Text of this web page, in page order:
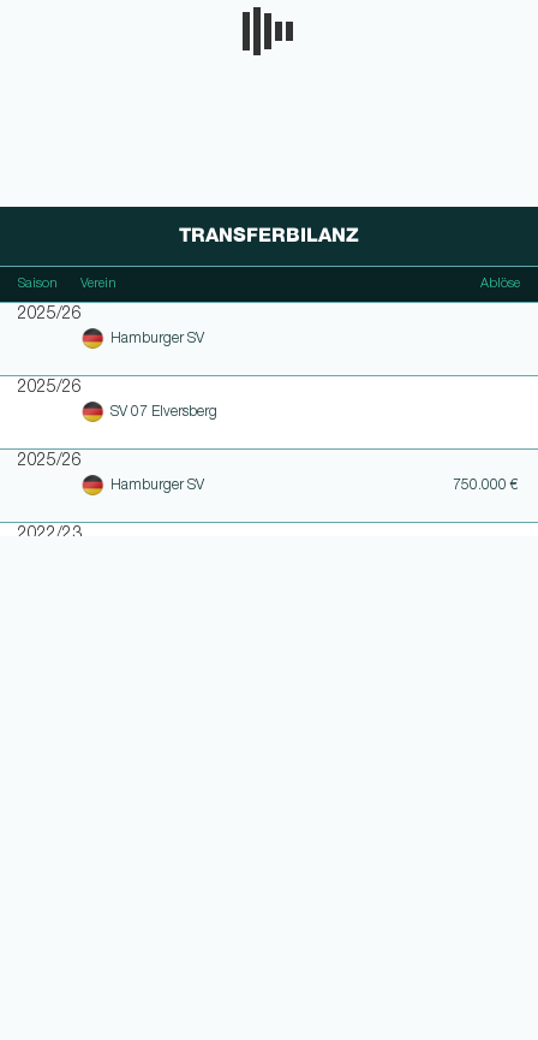
TRANSFERBILANZ
Saison Verein Ablöse
2025/26
Hamburger SV
2025/26
SV 07 Elversberg
2025/26
Hamburger SV 750.000 €
2022/23